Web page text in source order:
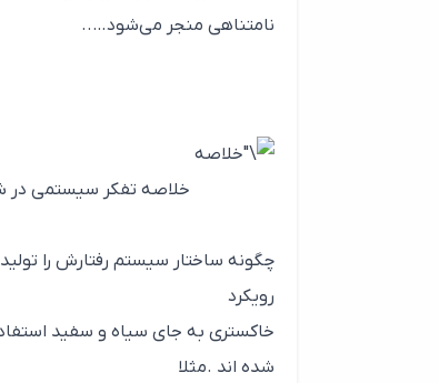
نامتناهی منجر می‌شود…..
خلاصه تفکر سیستمی در
چگونه ساختار سیستم رفتارش را
رویکرد
خاکستری به جای سیاه و سفید
شده اند .مثلا